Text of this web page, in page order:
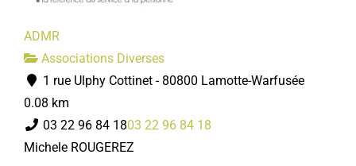
ADMR
Associations Diverses
1 rue Ulphy Cottinet - 80800 Lamotte-Warfusée
0.08 km
03 22 96 84 1803 22 96 84 18
Michele ROUGEREZ